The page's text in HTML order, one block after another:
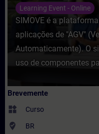
Navigation
Learning Event - Online
SIMOVE é a
aplicações de "AGV"
Automaticamente). O
uso de componentes
Brevemente
widgets Curso
where_to_vote BR